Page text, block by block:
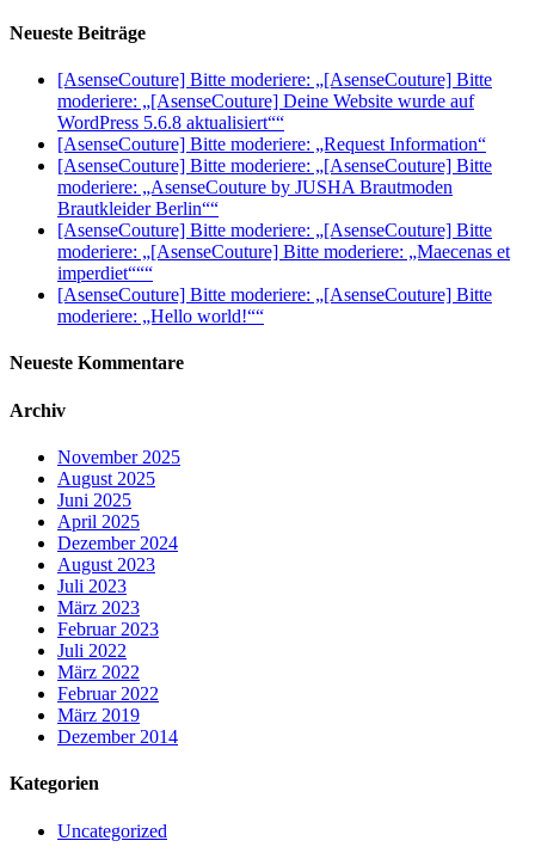
Neueste Beiträge
[AsenseCouture] Bitte moderiere: „[AsenseCouture] Bitte
moderiere: „[AsenseCouture] Deine Website wurde auf
WordPress 5.6.8 aktualisiert““
[AsenseCouture] Bitte moderiere: „Request Information“
[AsenseCouture] Bitte moderiere: „[AsenseCouture] Bitte
moderiere: „AsenseCouture by JUSHA Brautmoden
Brautkleider Berlin““
[AsenseCouture] Bitte moderiere: „[AsenseCouture] Bitte
moderiere: „[AsenseCouture] Bitte moderiere: „Maecenas et
imperdiet“““
[AsenseCouture] Bitte moderiere: „[AsenseCouture] Bitte
moderiere: „Hello world!““
Neueste Kommentare
Archiv
November 2025
August 2025
Juni 2025
April 2025
Dezember 2024
August 2023
Juli 2023
März 2023
Februar 2023
Juli 2022
März 2022
Februar 2022
März 2019
Dezember 2014
Kategorien
Uncategorized